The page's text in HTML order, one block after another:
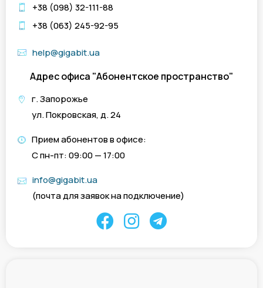
+38 (098) 32-111-88
+38 (063) 245-92-95
help@gigabit.ua
Адрес офиса "Абонентское пространство"
г. Запорожье
ул. Покровская, д. 24
Прием абонентов в офисе:
C пн-пт: 09:00 — 17:00
info@gigabit.ua
(почта для заявок на подключение)